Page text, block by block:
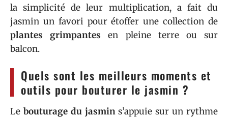
la simplicité de leur multiplication, a fait du
jasmin un favori pour étoffer une collection de
plantes grimpantes en pleine terre ou sur
balcon.
Quels sont les meilleurs moments et
outils pour bouturer le jasmin ?
Le bouturage du jasmins’appuie sur un rythme